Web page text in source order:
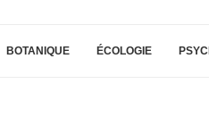
BOTANIQUE ÉCOLOGIE